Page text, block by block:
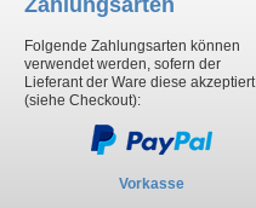
Zahlungsarten
Folgende Zahlungsarten können
verwendet werden, sofern der
Lieferant der Ware diese akzeptiert
(siehe Checkout):
Vorkasse